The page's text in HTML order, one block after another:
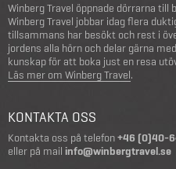
Winberg Travel öppnade dörrarna till
Winberg Travel jobbar idag flera
tillsammans har besökt och rest i
jordens alla hörn och delar gärna
kunskap för att boka just en resa
Läs mer om Winberg Travel.
KONTAKTA OSS
Kontakta oss på telefon+46 (0)40-
eller på mail info@winbergtravel.se